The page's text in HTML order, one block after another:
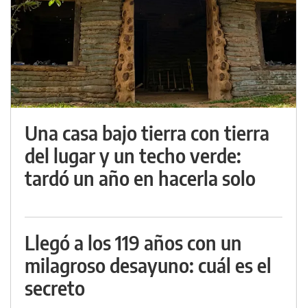
Una casa bajo tierra con tierra
del lugar y un techo verde:
tardó un año en hacerla solo
Llegó a los 119 años con un
milagroso desayuno: cuál es el
secreto